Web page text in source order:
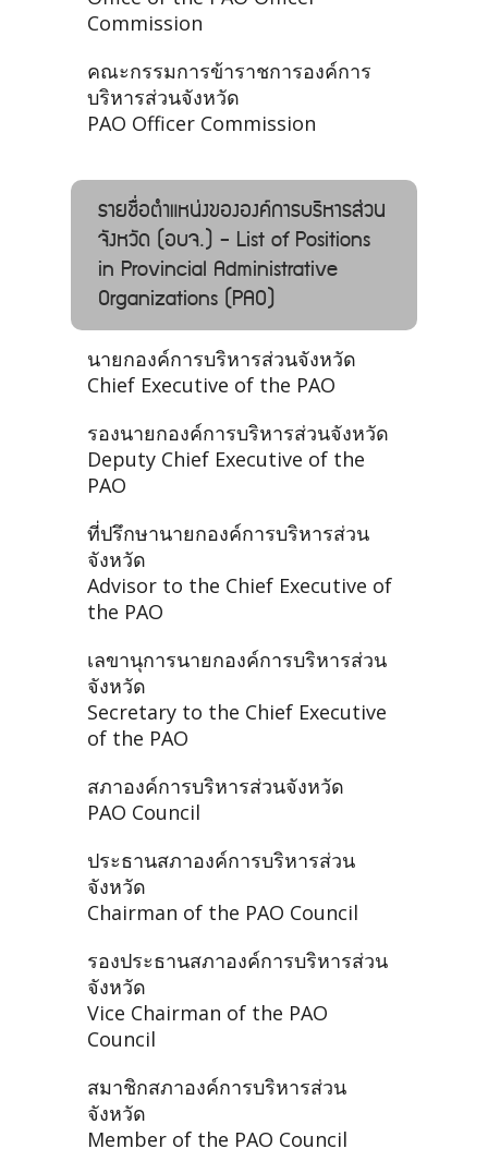
Commission
คณะกรรมการข้าราชการองค์การ
บริหารส่วนจังหวัด
PAO Officer Commission
รายชื่อตำแหน่งขององค์การบริหารส่วน
จังหวัด (อบจ.) - List of Positions
in Provincial Administrative
Organizations (PAO)
นายกองค์การบริหารส่วนจังหวัด
Chief Executive of the PAO
รองนายกองค์การบริหารส่วนจังหวัด
Deputy Chief Executive of the
PAO
ที่ปรึกษานายกองค์การบริหารส่วน
จังหวัด
Advisor to the Chief Executive of
the PAO
เลขานุการนายกองค์การบริหารส่วน
จังหวัด
Secretary to the Chief Executive
of the PAO
สภาองค์การบริหารส่วนจังหวัด
PAO Council
ประธานสภาองค์การบริหารส่วน
จังหวัด
Chairman of the PAO Council
รองประธานสภาองค์การบริหารส่วน
จังหวัด
Vice Chairman of the PAO
Council
สมาชิกสภาองค์การบริหารส่วน
จังหวัด
Member of the PAO Council